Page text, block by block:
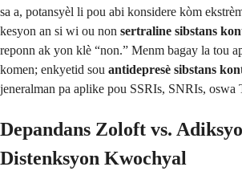
sa a, potansyèl li pou abi konsidere kòm
kesyon an si wi ou non sertraline sibstans
reponn ak yon klè “non.” Menm bagay la tou
komen; enkyetid sou antidepresè sibstans
jeneralman pa aplike pou SSRIs, SNRIs, oswa
Depandans Zoloft vs.
Distenksyon Kwochyal